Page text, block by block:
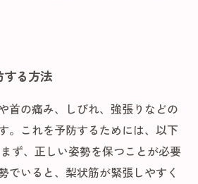
する方法
首の痛み、しびれ、強張りなどの
。これを予防するためには、以下
ず、正しい姿勢を保つことが必要
でいると、梨状筋が緊張しやすく